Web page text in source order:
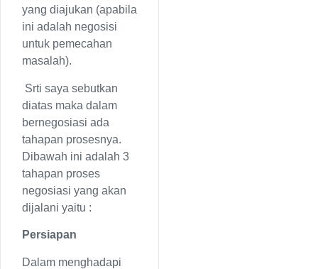
yang diajukan (apabila
ini adalah negosisi
untuk pemecahan
masalah).
Srti saya sebutkan
diatas maka dalam
bernegosiasi ada
tahapan prosesnya.
Dibawah ini adalah 3
tahapan proses
negosiasi yang akan
dijalani yaitu :
Persiapan
Dalam menghadapi